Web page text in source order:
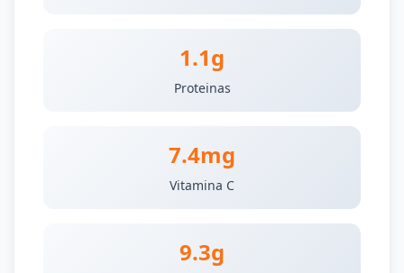
1.1g
Proteinas
7.4mg
Vitamina C
9.3g